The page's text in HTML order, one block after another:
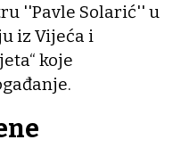
''Pavle Solarić'' u
iz Vijeća i
koje